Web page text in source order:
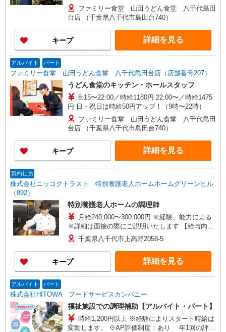
ファミリー食堂 山田うどん食堂 八千代島田
台店 （千葉県八千代市島田台740）
キープ 詳細を見る
アルバイト パート
ファミリー食堂 山田うどん食堂 八千代島田台店（店舗番号207）
うどん食堂のキッチン・ホールスタッフ
8:15〜22:00／時給1180円 22:00〜／時給1475
円 日・祝日は時給50円アップ！（9時〜22時）
ファミリー食堂 山田うどん食堂 八千代島田
台店 （千葉県八千代市島田台740）
キープ 詳細を見る
契約社員
株式会社ニッコクトラスト 特別養護老人ホームホームグリーンヒル
（892）
特別養護老人ホームの調理師
月給240,000〜300,000円 ※経験、能力による
※詳細は面接の際にご説明いたします 【給与内
訳・手当】 給与（基本給）183,540円 給食手当
5,875円 固定残業代50,585〜110,585円 固定残業時
間34〜75時間 ※上記を超える時間外労働分につい
ては割増賃金を追加で支給 【試用期間】 試用期
間：有（2ヶ月） 試用期間中の労働条件：変更な
千葉県八千代市上高野2058-5
キープ 詳細を見る
アルバイト パート
株式会社HITOWA フードサービスカンパニー
福祉施設での調理補助【アルバイト・パート】
時給1,200円以上 ※経験によりスタート時給は
変動します。 ※AP評価制度：あり 年1回の評価